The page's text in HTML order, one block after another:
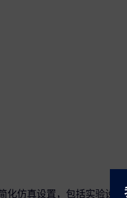
化仿真设置，包括实验设计